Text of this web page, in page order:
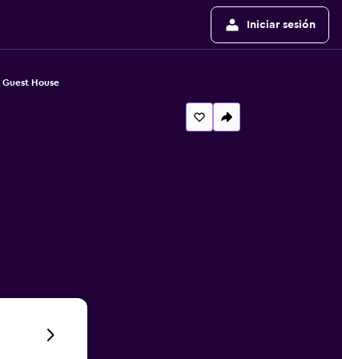
Iniciar sesión
Guest House